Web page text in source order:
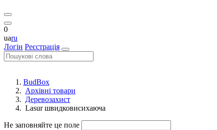
0
uaru
Логін Реєстрація
BudBox
Архівні товари
Деревозахист
Lasur швидковисихаюча
Не заповняйте це поле